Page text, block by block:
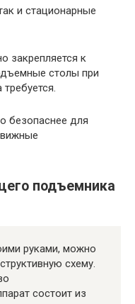
и стационарные
закрепляется к
столы при
безопаснее для
подъемника
руками, можно
схему.
состоит из